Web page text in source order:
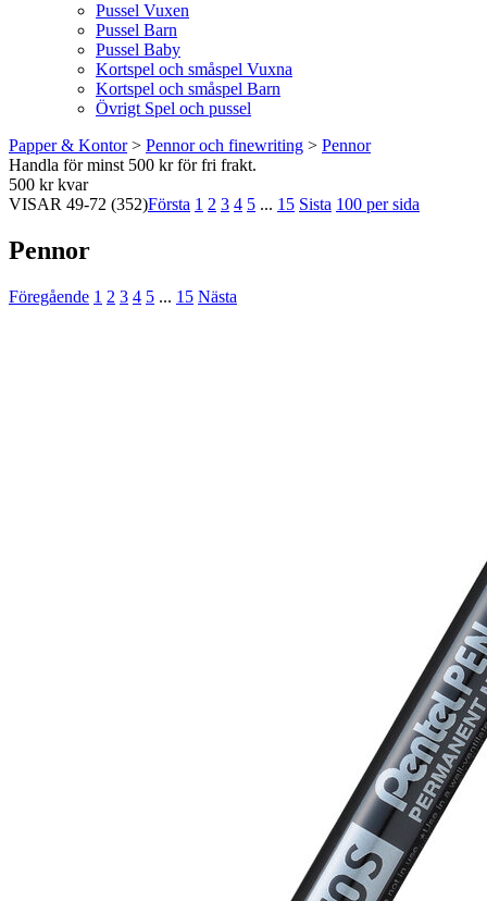
Pussel Vuxen
Pussel Barn
Pussel Baby
Kortspel och småspel Vuxna
Kortspel och småspel Barn
Övrigt Spel och pussel
Papper & Kontor> Pennor och finewriting > Pennor
Handla för minst 500 kr för fri frakt.
500 kr kvar
VISAR 49-72 (352)Första 1 2 3 4 5 ... 15 Sista 100 per sida
Pennor
Föregående 1 2 3 4 5 ... 15 Nästa